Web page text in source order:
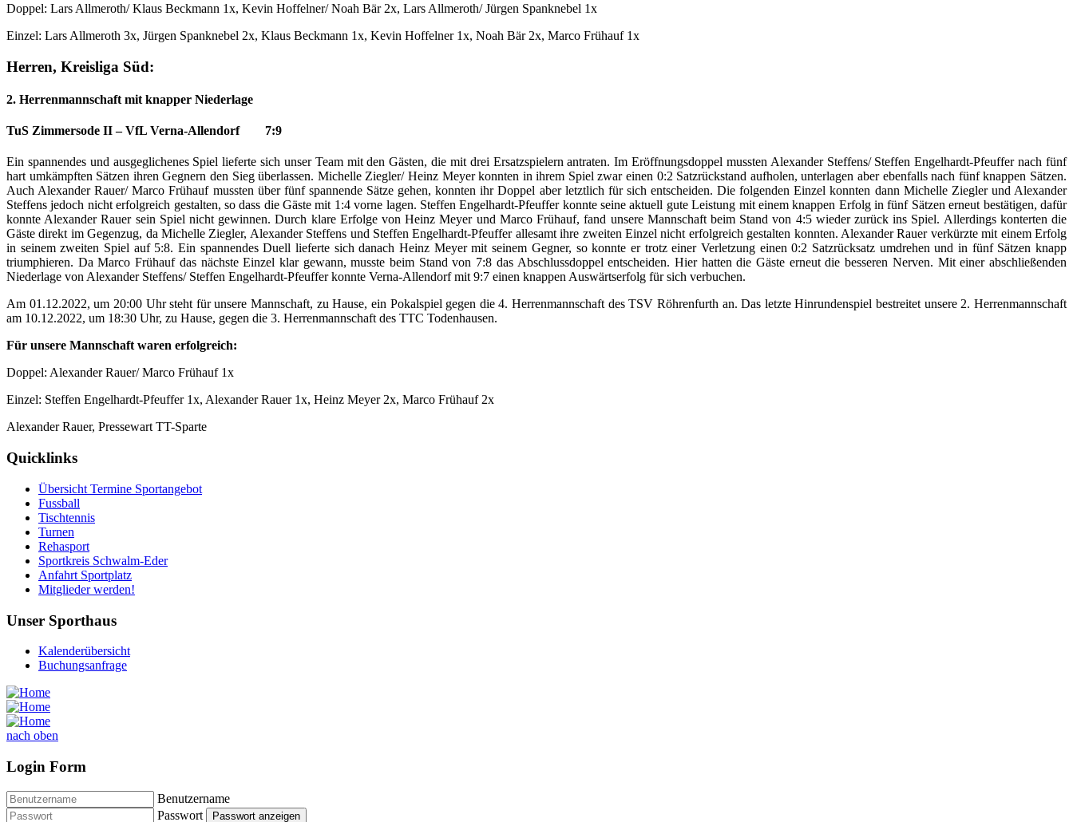
Doppel: Lars Allmeroth/ Klaus Beckmann 1x, Kevin Hoffelner/ Noah Bär 2x, Lars Allmeroth/ Jürgen Spanknebel 1x
Einzel: Lars Allmeroth 3x, Jürgen Spanknebel 2x, Klaus Beckmann 1x, Kevin Hoffelner 1x, Noah Bär 2x, Marco Frühauf 1x
Herren, Kreisliga Süd:
2. Herrenmannschaft mit knapper Niederlage
TuS Zimmersode II – VfL Verna-Allendorf 7:9
Ein spannendes und ausgeglichenes Spiel lieferte sich unser Team mit den Gästen, die mit drei Ersatzspielern antraten. Im Eröffnungsdoppel mussten Alexander Steffens/ Steffen Engelhardt-Pfeuffer nach fünf
hart umkämpften Sätzen ihren Gegnern den Sieg überlassen. Michelle Ziegler/ Heinz Meyer konnten in ihrem Spiel zwar einen 0:2 Satzrückstand aufholen, unterlagen aber ebenfalls nach fünf knappen Sätzen.
Auch Alexander Rauer/ Marco Frühauf mussten über fünf spannende Sätze gehen, konnten ihr Doppel aber letztlich für sich entscheiden. Die folgenden Einzel konnten dann Michelle Ziegler und Alexander
Steffens jedoch nicht erfolgreich gestalten, so dass die Gäste mit 1:4 vorne lagen. Steffen Engelhardt-Pfeuffer konnte seine aktuell gute Leistung mit einem knappen Erfolg in fünf Sätzen erneut bestätigen, dafür
konnte Alexander Rauer sein Spiel nicht gewinnen. Durch klare Erfolge von Heinz Meyer und Marco Frühauf, fand unsere Mannschaft beim Stand von 4:5 wieder zurück ins Spiel. Allerdings konterten die
Gäste direkt im Gegenzug, da Michelle Ziegler, Alexander Steffens und Steffen Engelhardt-Pfeuffer allesamt ihre zweiten Einzel nicht erfolgreich gestalten konnten. Alexander Rauer verkürzte mit einem Erfolg
in seinem zweiten Spiel auf 5:8. Ein spannendes Duell lieferte sich danach Heinz Meyer mit seinem Gegner, so konnte er trotz einer Verletzung einen 0:2 Satzrücksatz umdrehen und in fünf Sätzen knapp
triumphieren. Da Marco Frühauf das nächste Einzel klar gewann, musste beim Stand von 7:8 das Abschlussdoppel entscheiden. Hier hatten die Gäste erneut die besseren Nerven. Mit einer abschließenden
Niederlage von Alexander Steffens/ Steffen Engelhardt-Pfeuffer konnte Verna-Allendorf mit 9:7 einen knappen Auswärtserfolg für sich verbuchen.
Am 01.12.2022, um 20:00 Uhr steht für unsere Mannschaft, zu Hause, ein Pokalspiel gegen die 4. Herrenmannschaft des TSV Röhrenfurth an. Das letzte Hinrundenspiel bestreitet unsere 2. Herrenmannschaft
am 10.12.2022, um 18:30 Uhr, zu Hause, gegen die 3. Herrenmannschaft des TTC Todenhausen.
Für unsere Mannschaft waren erfolgreich:
Doppel: Alexander Rauer/ Marco Frühauf 1x
Einzel: Steffen Engelhardt-Pfeuffer 1x, Alexander Rauer 1x, Heinz Meyer 2x, Marco Frühauf 2x
Alexander Rauer, Pressewart TT-Sparte
Quicklinks
Übersicht Termine Sportangebot
Fussball
Tischtennis
Turnen
Rehasport
Sportkreis Schwalm-Eder
Anfahrt Sportplatz
Mitglieder werden!
Unser Sporthaus
Kalenderübersicht
Buchungsanfrage
nach oben
Login Form
Benutzername
Passwort
Passwort anzeigen